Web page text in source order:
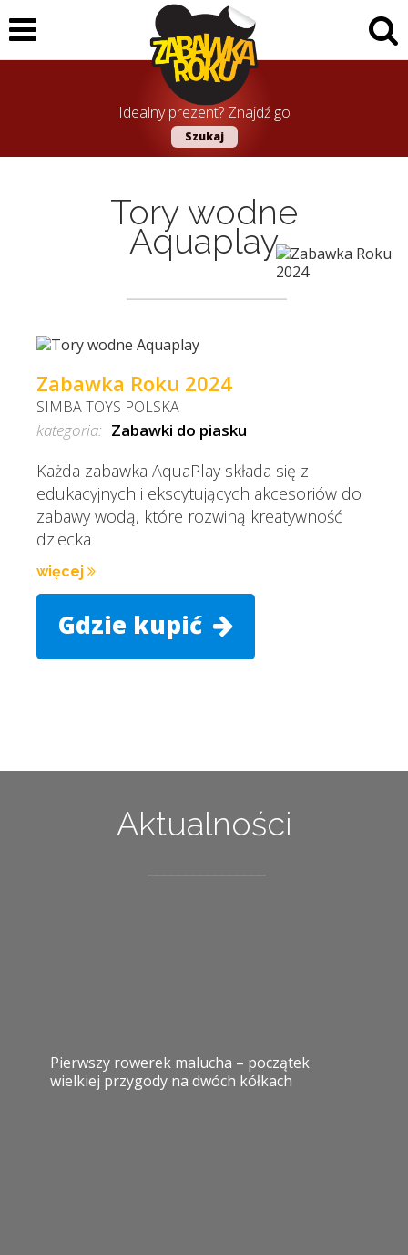
Idealny prezent? Znajdź go
Szukaj
Tory wodne
Aquaplay
Zabawka Roku 2024
SIMBA TOYS POLSKA
kategoria: Zabawki do piasku
Każda zabawka AquaPlay składa się z
edukacyjnych i ekscytujących akcesoriów do
zabawy wodą, które rozwiną kreatywność
dziecka
więcej
Gdzie kupić
Aktualności
Pierwszy rowerek malucha – początek
wielkiej przygody na dwóch kółkach